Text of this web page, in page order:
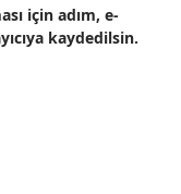
için adım, e-
kaydedilsin.